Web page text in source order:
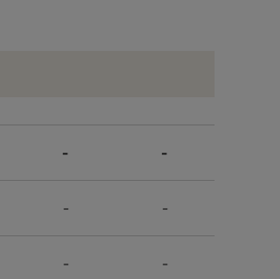
- -
- -
- -